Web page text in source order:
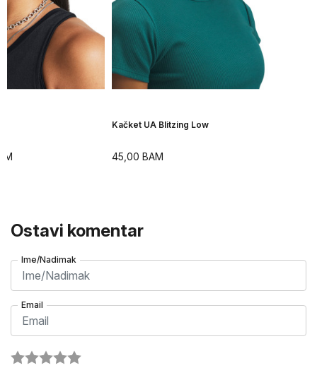
Kačket UA Blitzing Low
45,00 BAM
Ostavi komentar
Ime/Nadimak
Email